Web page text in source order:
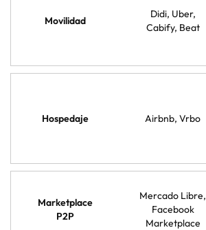
Movilidad
Didi, Uber,
Cabify, Beat
Hospedaje Airbnb, Vrbo
Marketplace
P2P
Mercado Libre,
Facebook
Marketplace